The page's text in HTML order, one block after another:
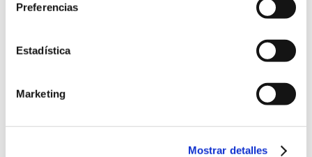
Preferencias
Estadística
Marketing
Mostrar detalles
desarrollado nuestra web, así como al
fueron reconocidas ayer, como Bilbao
Herri Krossa, Ulibarri Euskaltegia, Erlanz
Fernández de Pantallas Amigas.